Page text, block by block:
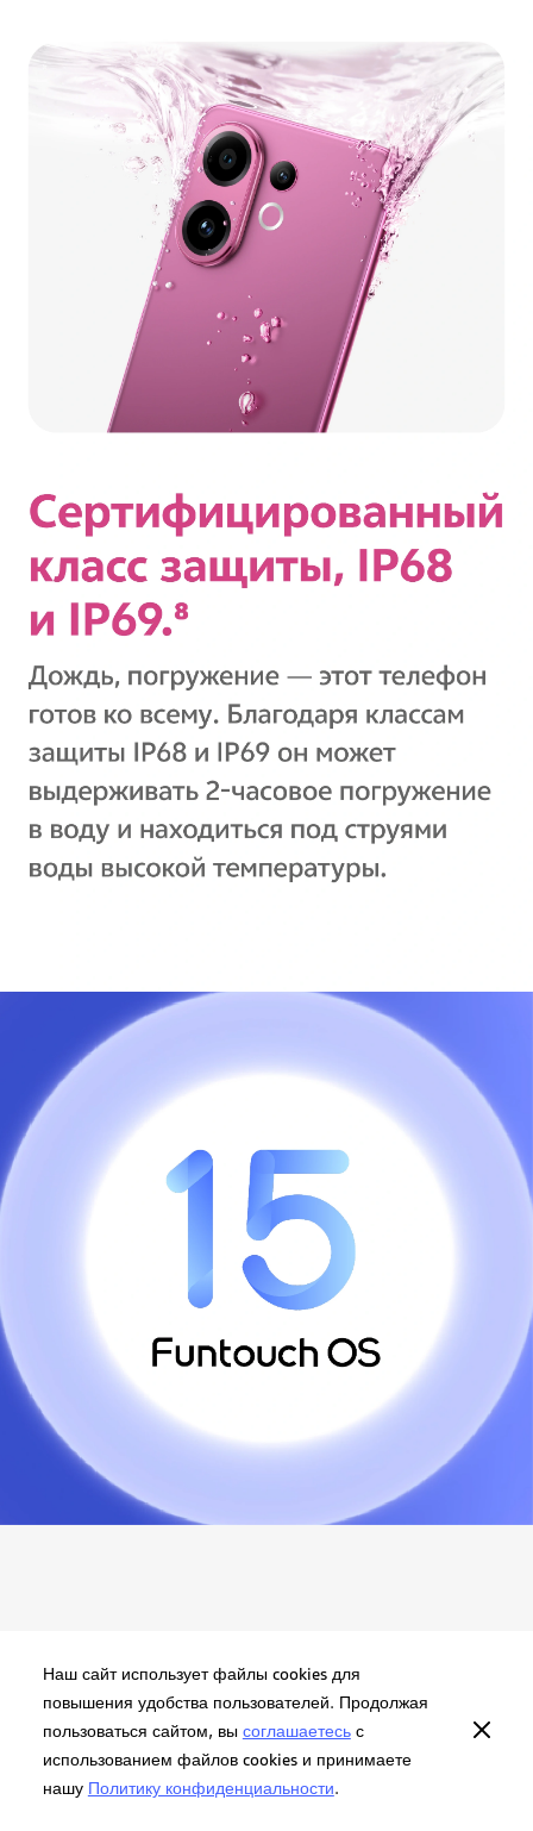
Наш сайт использует файлы cookies для
повышения удобства пользователей. Продолжая
пользоваться сайтом, вы соглашаетесьс
использованием файлов cookies и принимаете
нашу Политику конфиденциальности.